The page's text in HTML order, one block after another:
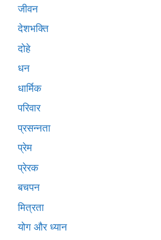
जीवन
देशभक्ति
दोहे
धन
धार्मिक
परिवार
प्रसन्नता
प्रेम
प्रेरक
बचपन
मित्रता
योग और ध्यान